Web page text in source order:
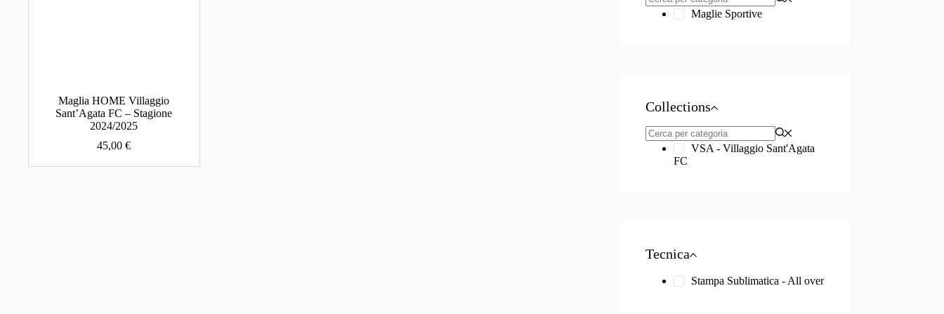
Maglia HOME Villaggio
Sant’Agata FC – Stagione
2024/2025
45,00€
Maglie Sportive
Collections
VSA - Villaggio Sant'Agata
FC
Tecnica
Stampa Sublimatica - All over